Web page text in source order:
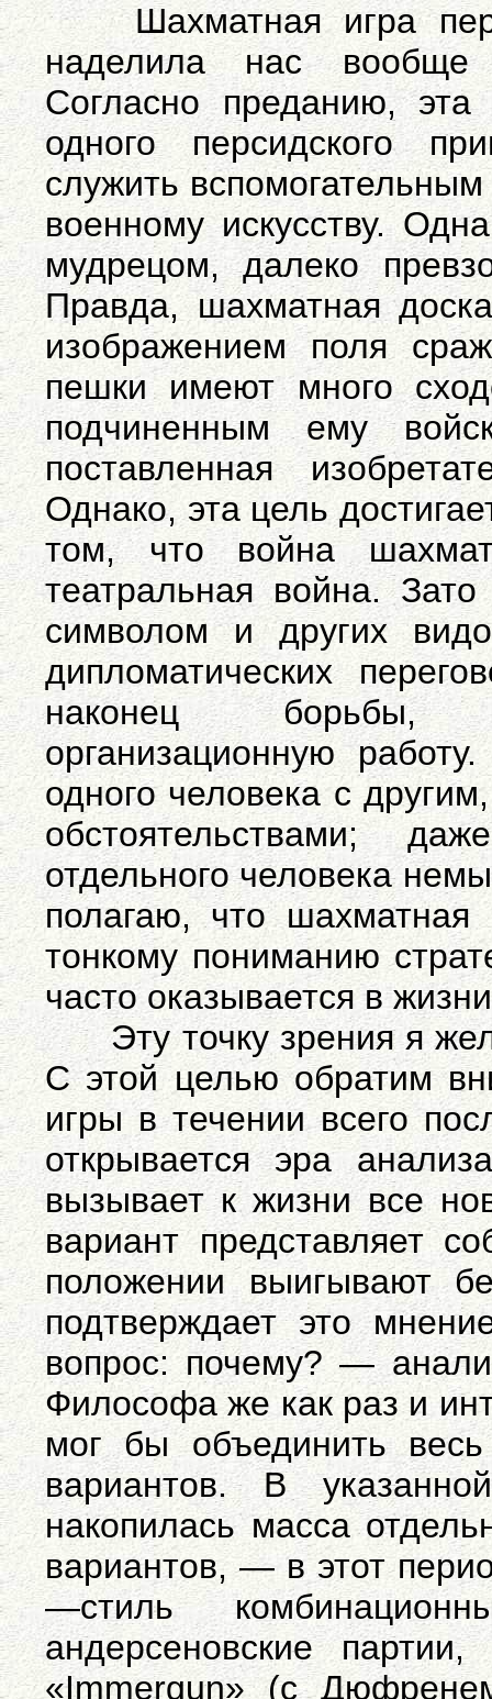
Шахматная игра
наделила нас вообще
Согласно преданию, эта
одного персидского
служить
военному искусству.
мудрецом, далеко
Правда, шахматная
изображением поля
пешки имеют много
подчиненным ему
поставленная
Однако, эта цель
том, что война
театральная война.
символом и других
дипломатических
наконец борьбы,
организационную
одного человека с
обстоятельствами;
отдельного человека
полагаю, что шахматная
тонкому пониманию
часто оказывается в
Эту точку зрения я
С этой целью обратим
игры в течении всего
открывается эра
вызывает к жизни все
вариант представляет
положении выигывают
подтверждает это
вопрос: почему? —
Философа же как раз и
мог бы объединить
вариантов. В
накопилась масса
вариантов, — в этот
—стиль
андерсеновские
«Immergun» (с